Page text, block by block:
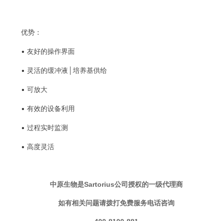
优势：
• 友好的操作界面
• 灵活的缓冲液│培养基供给
• 可放大
• 有效的设备利用
• 过程实时监测
• 高度灵活
中原生物是Sartorius公司授权的一级代理商
如有相关问题请拨打免费服务电话咨询